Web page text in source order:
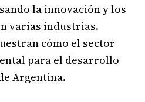
la innovación y los
varias industrias.
cómo el sector
para el desarrollo
Argentina.